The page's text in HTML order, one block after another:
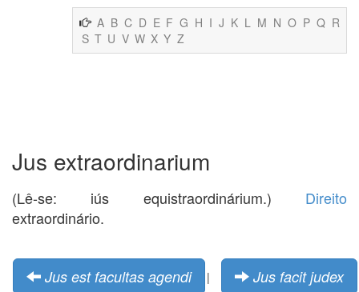
A B C D E F G H I J K L M N O P Q R
S T U V W X Y Z
Jus extraordinarium
(Lê-se: iús equistraordinárium.) Direito
extraordinário.
Jus est facultas agendi | Jus facit judex